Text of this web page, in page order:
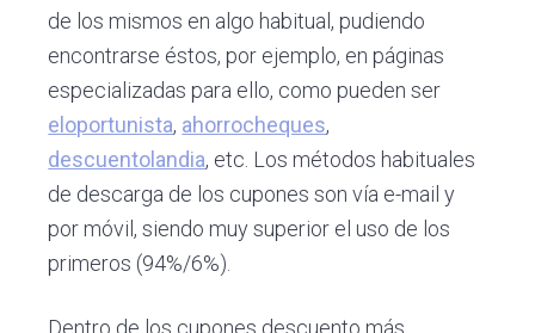
de los mismos en algo habitual, pudiendo
encontrarse éstos, por ejemplo, en páginas
especializadas para ello, como pueden ser
eloportunista, ahorrocheques,
descuentolandia, etc. Los métodos habituales
de descarga de los cupones son vía e-mail y
por móvil, siendo muy superior el uso de los
primeros (94%/6%).
Dentro de los cupones descuento más